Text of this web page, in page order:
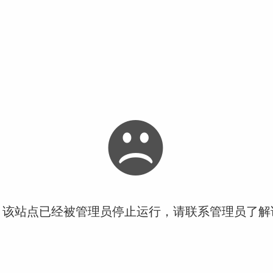
站点已经被管理员停止运行，请联系管理员了